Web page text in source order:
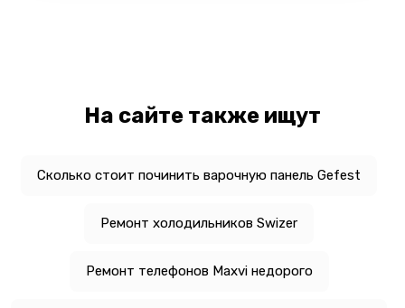
На сайте также ищут
Сколько стоит починить варочную панель Gefest
Ремонт холодильников Swizer
Ремонт телефонов Maxvi недорого